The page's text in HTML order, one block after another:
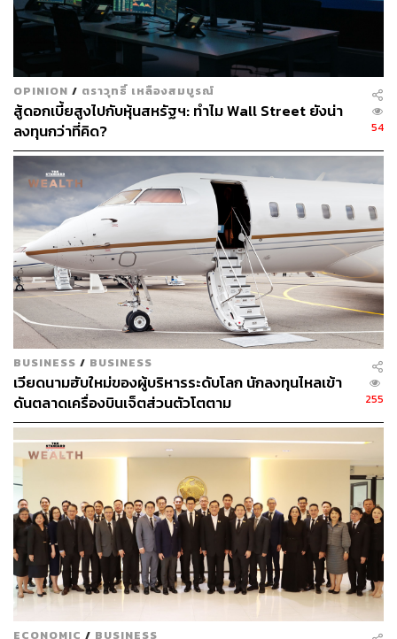
มุมมองระยะยาว:
SCBS เชื่อว่า การหดตัวของยอดขายสาขาเดิม (SSS) ได้
ผ่านพ้นจุดต่ำสุดแล้วใน 2Q63 และจะฟื้นตัวดีขึ้นในช่วง
2H63 แต่ยังคงติดลบ เนื่องจากไม่มีนักท่องเที่ยวจากต่างชาติ
สำหรับแผนการขยายสาขา CPALL ยังคงตั้งเป้าขยายสาขา
ใหม่ที่ 700 สาขาในปี 63 ซึ่งในช่วง 1H63 ได้เปิดสาขาไปแล้ว
377 สาขา นอกจากนี้ยังต้องติดตามการขยายสาขาในต่าง
ประเทศ
ข้อมูลเพิ่มเติม:
%QoQ คือ % การเปลี่ยนแปลงเมื่อเทียบกับไตรมาสก่อนหน้า
%YoY คือ % การเปลี่ยนแปลงเมื่อเทียบกับปีก่อนหน้า
พิสูจน์อักษร: ภาวิกา ขันติศรีสกุล
TAGS: การลงทุน CP ALL
บริษัท ซีพี ออลล์ จำกัด (มหาชน)
หุ้น
45
ABOUT THE AUTHOR
OPINION / ตราวุทธิ์ เหลืองสมบูรณ์
สู้ดอกเบี้ยสูงไปกับหุ้นสหรัฐฯ: ทำไม Wall Street ยังน่า
ลงทุนกว่าที่คิด?
54
BUSINESS / BUSINESS
เวียดนามฮับใหม่ของผู้บริหารระดับโลก นักลงทุนไหลเข้า
ดันตลาดเครื่องบินเจ็ตส่วนตัวโตตาม
255
ECONOMIC / BUSINESS